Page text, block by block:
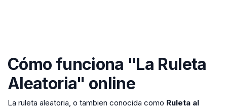
Cómo funciona "La Ruleta
Aleatoria" online
La ruleta aleatoria, o tambien conocida como Ruleta al